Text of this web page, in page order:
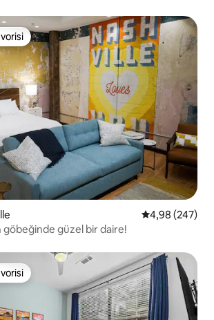
en beğenilenler arasında
5 üzerinden
4,98 (247)
güzel bir daire!
en beğenilenler arasında